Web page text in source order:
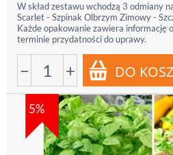
W skład zestawu wchodzą 3 odmiany
Scarlet - Szpinak Olbrzym Zimowy -
Każde opakowanie zawiera informację
terminie przydatności do uprawy.
− +
5%